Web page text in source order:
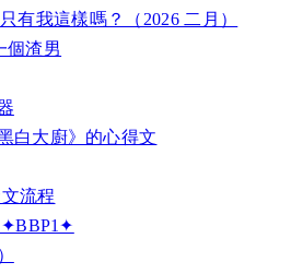
有我這樣嗎？（2026 二月）
個渣男
白大廚》的心得文
流程
✦BBP1✦